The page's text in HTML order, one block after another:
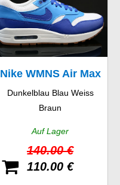
Nike WMNS Air Max
1 Vintage
Dunkelblau Blau Weiss
Braun
Auf Lager
140.00 €
110.00 €